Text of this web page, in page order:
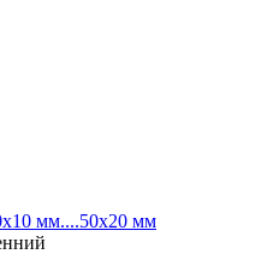
мм....50x20 мм